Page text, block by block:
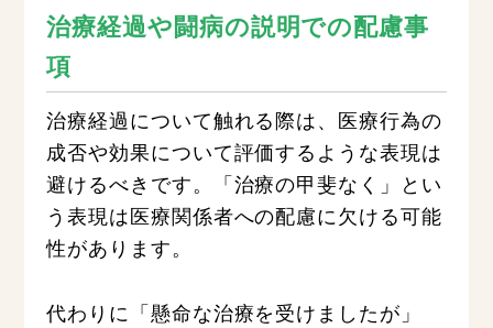
治療経過や闘病の説明での配慮事
項
治療経過について触れる際は、医療行為の
成否や効果について評価するような表現は
避けるべきです。「治療の甲斐なく」とい
う表現は医療関係者への配慮に欠ける可能
性があります。
代わりに「懸命な治療を受けましたが」